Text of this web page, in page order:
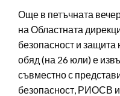
Още в петъчната
на Областната
безопасност и защита
обяд (на 26 юли) е
съвместно с
безопасност, РИОСВ и